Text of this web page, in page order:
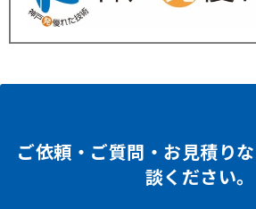
ご依頼・ご質問・お見積り
談ください。